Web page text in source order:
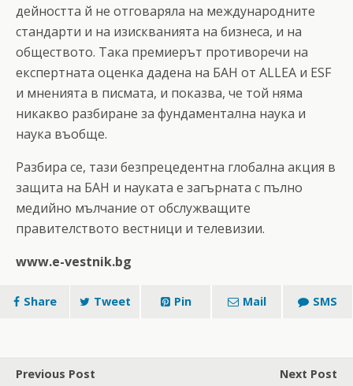
дейността й не отговаряла на международните
стандарти и на изискванията на бизнеса, и на
обществото. Така премиерът противоречи на
експертната оценка дадена на БАН от ALLEA и ESF
и мненията в писмата, и показва, че той няма
никакво разбиране за фундаментална наука и
наука въобще.
Разбира се, тази безпрецедентна глобална акция в
защита на БАН и науката е загърната с пълно
медийно мълчание от обслужващите
правителството вестници и телевизии.
www.e-vestnik.bg
Share Tweet Pin Mail SMS
Previous Post
Next Post